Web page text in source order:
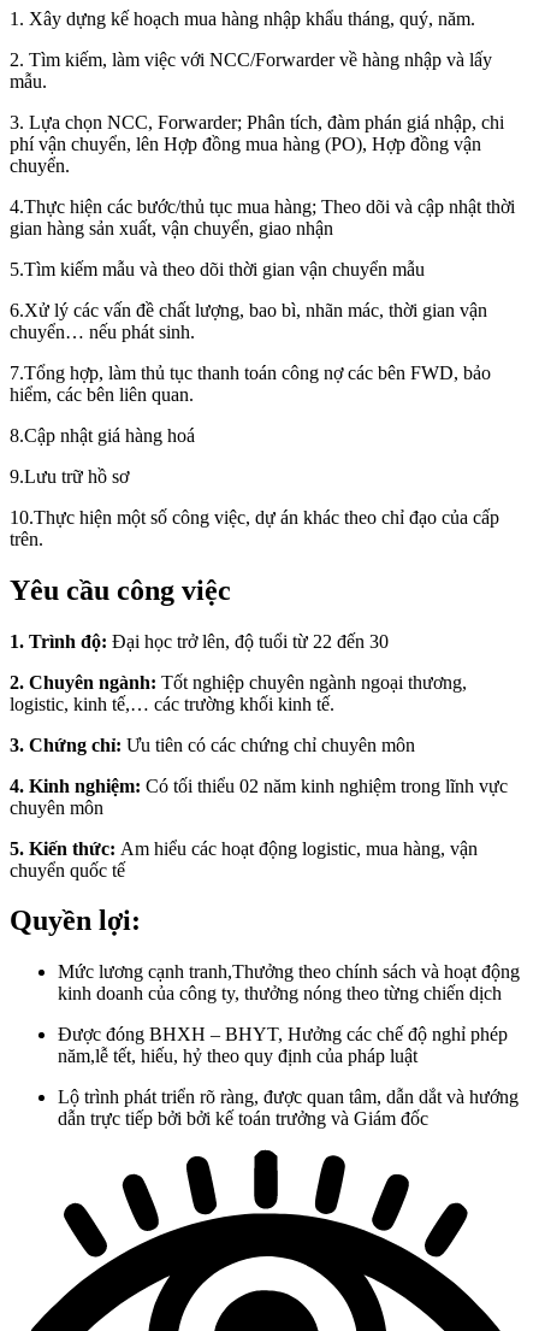
1. Xây dựng kế hoạch mua hàng nhập khẩu tháng, quý, năm.
2. Tìm kiếm, làm việc với NCC/Forwarder về hàng nhập và lấy
mẫu.
3. Lựa chọn NCC, Forwarder; Phân tích, đàm phán giá nhập, chi
phí vận chuyển, lên Hợp đồng mua hàng (PO), Hợp đồng vận
chuyển.
4.Thực hiện các bước/thủ tục mua hàng; Theo dõi và cập nhật thời
gian hàng sản xuất, vận chuyển, giao nhận
5.Tìm kiếm mẫu và theo dõi thời gian vận chuyển mẫu
6.Xử lý các vấn đề chất lượng, bao bì, nhãn mác, thời gian vận
chuyển… nếu phát sinh.
7.Tổng hợp, làm thủ tục thanh toán công nợ các bên FWD, bảo
hiểm, các bên liên quan.
8.Cập nhật giá hàng hoá
9.Lưu trữ hồ sơ
10.Thực hiện một số công việc, dự án khác theo chỉ đạo của cấp
trên.
Yêu cầu công việc
1. Trình độ: Đại học trở lên, độ tuổi từ 22 đến 30
2. Chuyên ngành: Tốt nghiệp chuyên ngành ngoại thương,
logistic, kinh tế,… các trường khối kinh tế.
3. Chứng chỉ: Ưu tiên có các chứng chỉ chuyên môn
4. Kinh nghiệm: Có tối thiểu 02 năm kinh nghiệm trong lĩnh vực
chuyên môn
5. Kiến thức: Am hiểu các hoạt động logistic, mua hàng, vận
chuyển quốc tế
Quyền lợi:
Mức lương cạnh tranh,Thưởng theo chính sách và hoạt động
kinh doanh của công ty, thưởng nóng theo từng chiến dịch
Được đóng BHXH – BHYT, Hưởng các chế độ nghỉ phép
năm,lễ tết, hiếu, hỷ theo quy định của pháp luật
Lộ trình phát triển rõ ràng, được quan tâm, dẫn dắt và hướng
dẫn trực tiếp bởi bởi kế toán trưởng và Giám đốc